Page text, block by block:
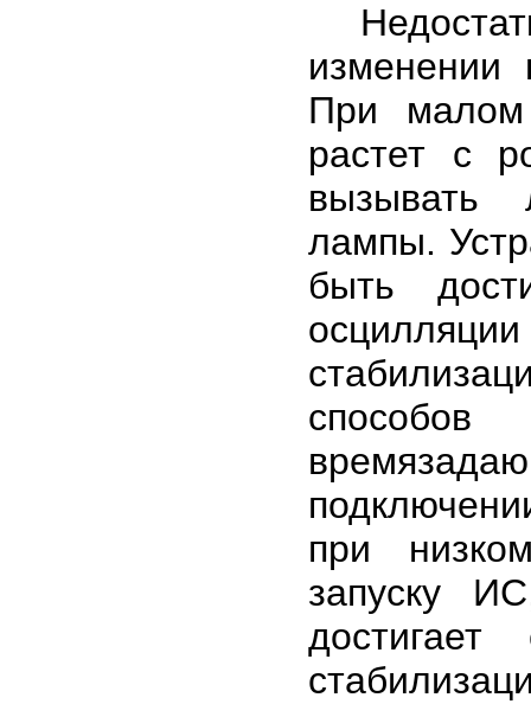
изменении
При малом
растет с
вызывать
лампы.
быть
при
запуску